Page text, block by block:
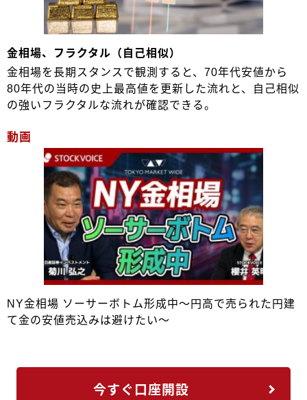
金相場、フラクタル（自己相似）
金相場を長期スタンスで観測すると、70年代安値から
80年代の当時の史上最高値を更新した流れと、自己相似
の強いフラクタルな流れが確認できる。
動画
NY金相場 ソーサーボトム形成中～円高で売られた円建
て金の安値売込みは避けたい～
今すぐ口座開設